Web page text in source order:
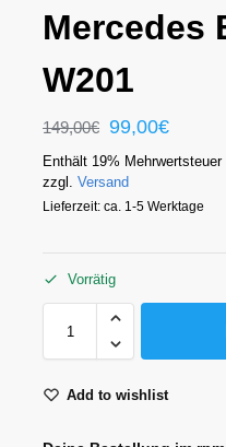
Mercedes
W201
149,00€ 99,00€
Enthält 19% Mehrwertsteuer
zzgl.Versand
Lieferzeit: ca. 1-5 Werktage
Vorrätig
Add to wishlist